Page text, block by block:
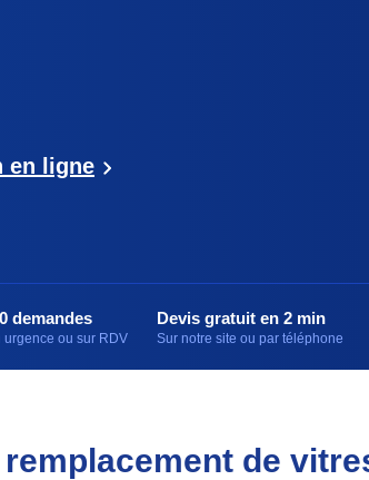
en ligne
demandes
urgence ou sur RDV
Devis gratuit en 2 min
Sur notre site ou par téléphone
de